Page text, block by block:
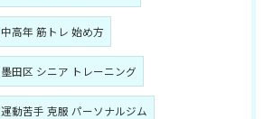
中高年 筋トレ 始め方
墨田区 シニア トレーニング
運動苦手 克服 パーソナルジム